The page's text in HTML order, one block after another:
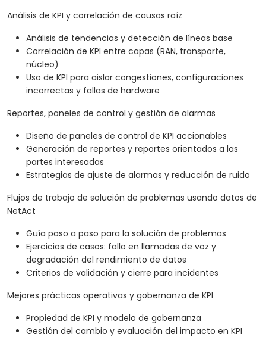
Análisis de KPI y correlación de causas raíz
Análisis de tendencias y detección de líneas base
Correlación de KPI entre capas (RAN, transporte,
núcleo)
Uso de KPI para aislar congestiones, configuraciones
incorrectas y fallas de hardware
Reportes, paneles de control y gestión de alarmas
Diseño de paneles de control de KPI accionables
Generación de reportes y reportes orientados a las
partes interesadas
Estrategias de ajuste de alarmas y reducción de ruido
Flujos de trabajo de solución de problemas usando datos de
NetAct
Guía paso a paso para la solución de problemas
Ejercicios de casos: fallo en llamadas de voz y
degradación del rendimiento de datos
Criterios de validación y cierre para incidentes
Mejores prácticas operativas y gobernanza de KPI
Propiedad de KPI y modelo de gobernanza
Gestión del cambio y evaluación del impacto en KPI